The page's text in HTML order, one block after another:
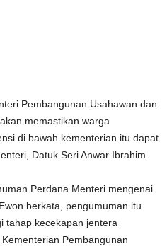
Pembangunan Usahawan dan
memastikan warga
di bawah kementerian itu dapat
Datuk Seri Anwar Ibrahim.
Perdana Menteri mengenai
berkata, pengumuman itu
tahap kecekapan jentera
Pembangunan